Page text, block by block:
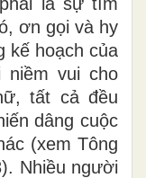
ơn gọi và hy
kế hoạch của
niềm vui cho
tất cả đều
dâng cuộc
(xem Tông
Nhiều người